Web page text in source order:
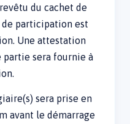
du cachet de
participation est
Une attestation
partie sera fournie à
sera prise en
avant le démarrage